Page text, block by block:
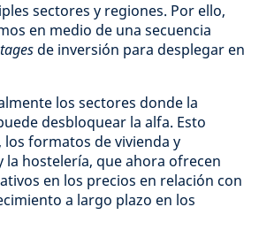
sectores y regiones. Por ello,
en medio de una secuencia
de inversión para desplegar en
los sectores donde la
desbloquear la alfa. Esto
los formatos de vivienda y
la hostelería, que ahora ofrecen
en los precios en relación con
a largo plazo en los